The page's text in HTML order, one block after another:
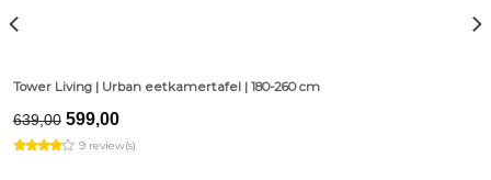
Tower Living | Urban eetkamertafel | 180-260 cm
639,00 Original
price
was:
599,00Current
is:
9 review(s)